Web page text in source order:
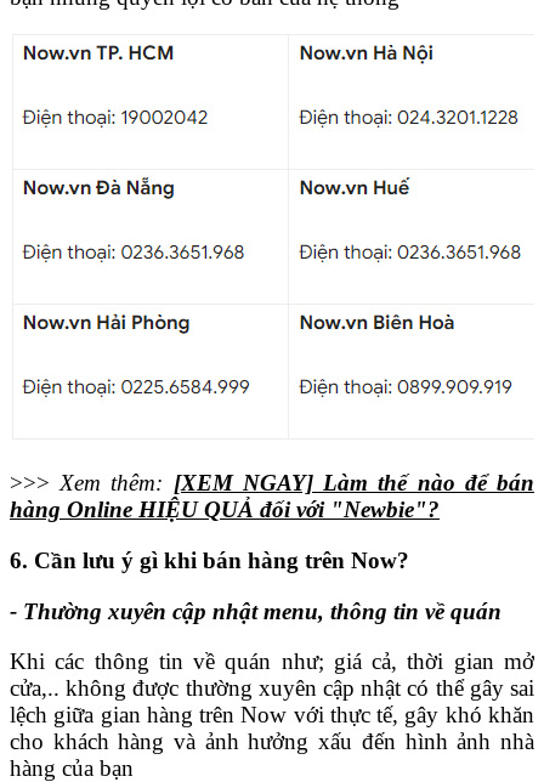
>>> Xem thêm: [XEM NGAY] Làm thế nào để bán
hàng Online HIỆU QUẢ đối với "Newbie"?
6. Cần lưu ý gì khi bán hàng trên Now?
- Thường xuyên cập nhật menu, thông tin về quán
Khi các thông tin về quán như; giá cả, thời gian mở
cửa,.. không được thường xuyên cập nhật có thể gây sai
lệch giữa gian hàng trên Now với thực tế, gây khó khăn
cho khách hàng và ảnh hưởng xấu đến hình ảnh nhà
hàng của bạn